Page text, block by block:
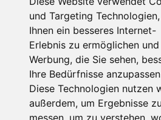
und Targeting
Ihnen ein besseres Internet-
Erlebnis zu ermöglichen
Werbung, die Sie sehen,
Ihre Bedürfnisse
Diese Technologien nutzen
außerdem, um Ergebnisse zu
messen, um zu verstehen,
Teppich in Ihrem gewünschten
60cm. Vor allem in Schlafzimmern
Oberfläche ein sehr beliebter
Fletco Fluffy und Fletco Hermelin